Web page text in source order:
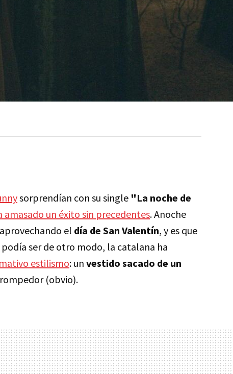
sorprendían con su single "La noche de
amasado un éxito sin precedentes. Anoche
el día de San Valentín, y es que
ser de otro modo, la catalana ha
estilismo: un vestido sacado de un
(obvio).